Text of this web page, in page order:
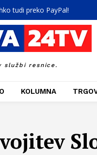
tudi preko PayPal!
službi resnice.
KOLUMNA